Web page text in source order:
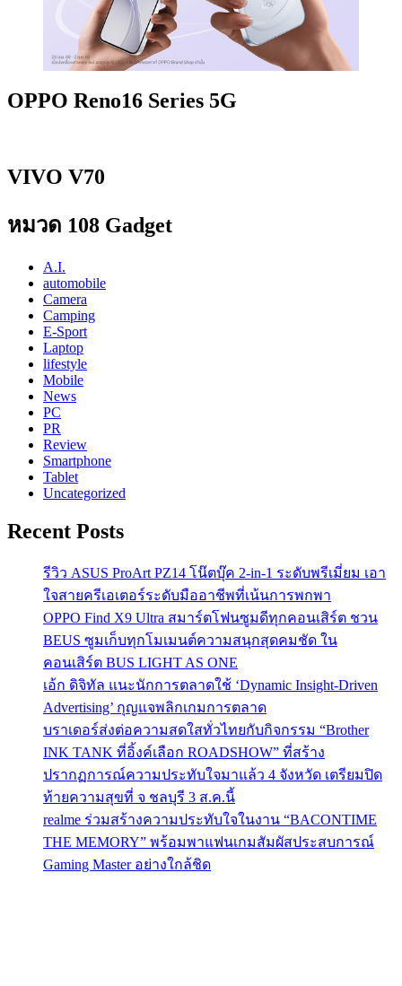
OPPO Reno16 Series 5G
VIVO V70
หมวด 108 Gadget
A.I.
automobile
Camera
Camping
E-Sport
Laptop
lifestyle
Mobile
News
PC
PR
Review
Smartphone
Tablet
Uncategorized
Recent Posts
รีวิว ASUS ProArt PZ14 โน๊ตบุ๊ค 2-in-1 ระดับพรีเมี่ยม เอา
ใจสายครีเอเตอร์ระดับมืออาชีพที่เน้นการพกพา
OPPO Find X9 Ultra สมาร์ตโฟนซูมดีทุกคอนเสิร์ต ชวน
BEUS ซูมเก็บทุกโมเมนต์ความสนุกสุดคมชัด ใน
คอนเสิร์ต BUS LIGHT AS ONE
เอ้ก ดิจิทัล แนะนักการตลาดใช้ ‘Dynamic Insight-Driven
Advertising’ กุญแจพลิกเกมการตลาด
บราเดอร์ส่งต่อความสดใสทั่วไทยกับกิจกรรม “Brother
INK TANK ที่อิ้งค์เลือก ROADSHOW” ที่สร้าง
ปรากฏการณ์ความประทับใจมาแล้ว 4 จังหวัด เตรียมปิด
ท้ายความสุขที่ จ ชลบุรี 3 ส.ค.นี้
realme ร่วมสร้างความประทับใจในงาน “BACONTIME
THE MEMORY” พร้อมพาแฟนเกมสัมผัสประสบการณ์
Gaming Master อย่างใกล้ชิด